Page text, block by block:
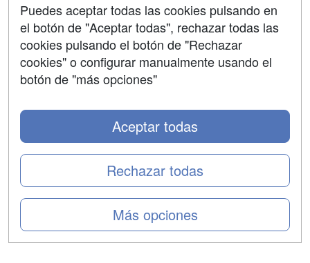
Copyleft
Puedes aceptar todas las cookies pulsando en
el botón de "Aceptar todas", rechazar todas las
cookies pulsando el botón de "Rechazar
cookies" o configurar manualmente usando el
botón de "más opciones"
Más opciones
Rechazar todas
Aceptar todas